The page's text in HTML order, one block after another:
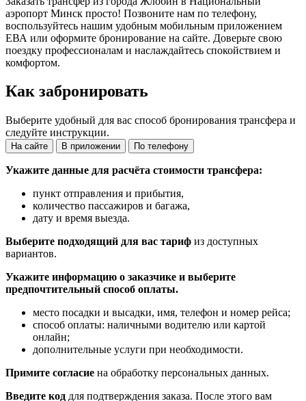
аэропорт Минск просто! Позвоните нам по телефону,
воспользуйтесь нашим удобным мобильным приложением
ЕВА или оформите бронирование на сайте. Доверьте свою
поездку профессионалам и наслаждайтесь спокойствием и
комфортом.
Как забронировать
Выберите удобный для вас способ бронирования трансфера и
следуйте инструкции.
На сайте В приложении По телефону
Укажите данные для расчёта стоимости трансфера:
пункт отправления и прибытия,
количество пассажиров и багажа,
дату и время выезда.
Выберите подходящий для вас тариф из доступных
вариантов.
Укажите информацию о заказчике и выберите
предпочтительный способ оплаты.
место посадки и высадки, имя, телефон и номер рейса;
способ оплаты: наличными водителю или картой
онлайн;
дополнительные услуги при необходимости.
Примите согласие на обработку персональных данных.
Введите код для подтверждения заказа. После этого вам